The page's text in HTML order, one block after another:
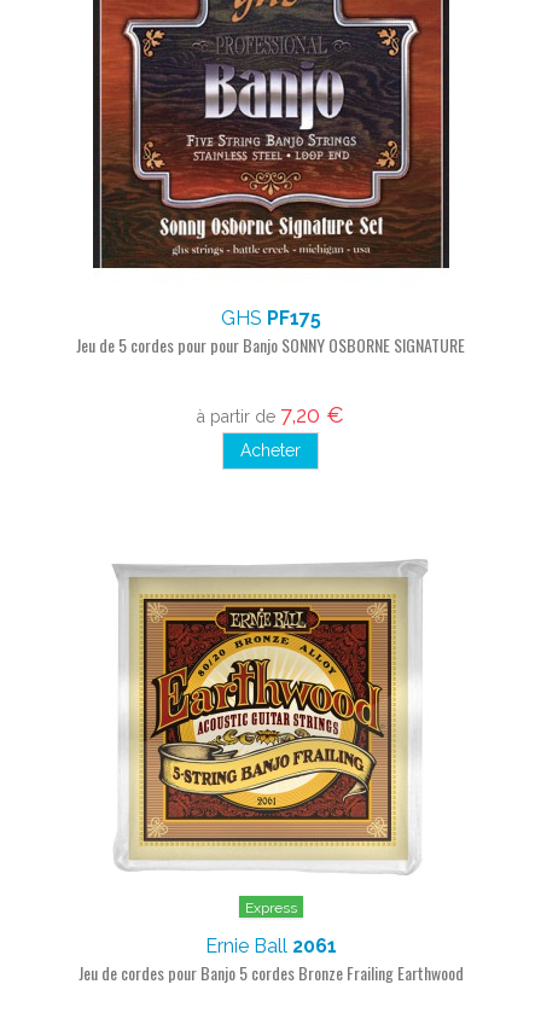
GHS PF175
Jeu de 5 cordes pour pour Banjo SONNY OSBORNE SIGNATURE
à partir de 7,20 €
Acheter
Express
Ernie Ball 2061
Jeu de cordes pour Banjo 5 cordes Bronze Frailing Earthwood